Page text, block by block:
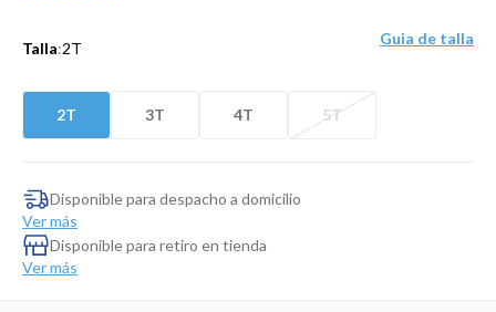
Talla:2T
Guia de talla
2T 3T 4T 5T
Disponible para despacho a domicilio
Ver más
Disponible para retiro en tienda
Ver más
Dinosaurio Juguete